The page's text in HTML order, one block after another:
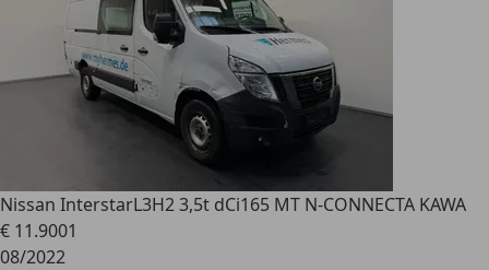
Nissan InterstarL3H2 3,5t dCi165 MT N-CONNECTA KAWA
€ 11.9001
08/2022